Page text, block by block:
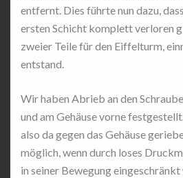
entfernt. Dies führte nun dazu,
ersten Schicht komplett verloren
zweier Teile für den Eiffelturm,
entstand.
Wir haben Abrieb an den
und am Gehäuse vorne
also da gegen das Gehäuse
möglich, wenn durch loses
in seiner Bewegung